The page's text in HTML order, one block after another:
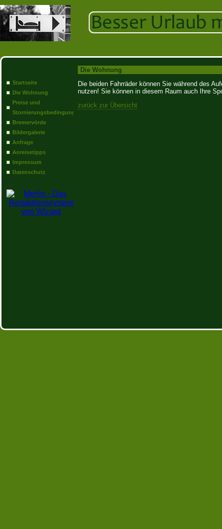
Startseite
Die Wohnung
Preise und
Stornierungsbedingungen
Bremervörde
Bildergalerie
Anfrage
Anreisetipps
Impressum
Datenschutz
Die Wohnung
Die beiden Fahrräder können Sie während des
nutzen! Sie können in diesem Raum auch Ihre
zurück zur Übersicht